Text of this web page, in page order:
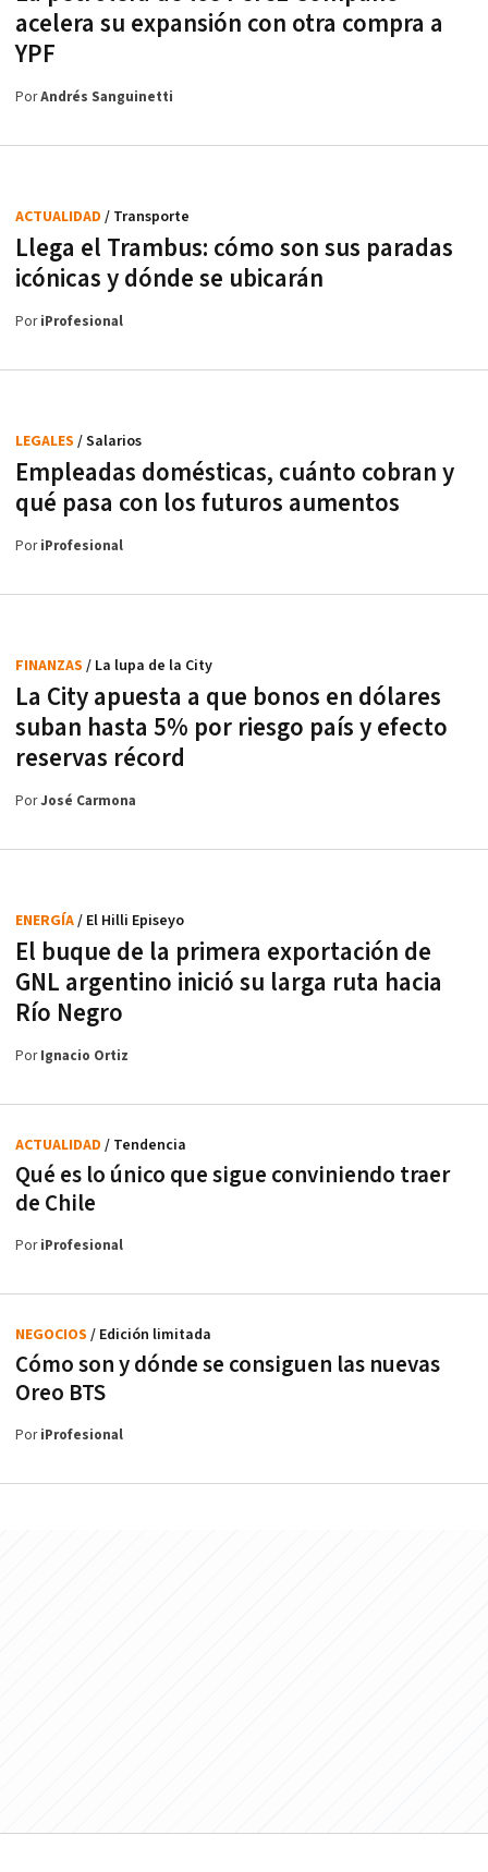
acelera su expansión con otra compra a
YPF
PorAndrés Sanguinetti
Llega el Trambus: cómo son sus paradas
icónicas y dónde se ubicarán
ACTUALIDAD / Transporte
PoriProfesional
Empleadas domésticas, cuánto cobran y
qué pasa con los futuros aumentos
LEGALES / Salarios
PoriProfesional
La City apuesta a que bonos en dólares
suban hasta 5% por riesgo país y efecto
reservas récord
FINANZAS / La lupa de la City
PorJosé Carmona
El buque de la primera exportación de
GNL argentino inició su larga ruta hacia
Río Negro
ENERGÍA/ El Hilli Episeyo
PorIgnacio Ortiz
Qué es lo único que sigue conviniendo traer
de Chile
ACTUALIDAD / Tendencia
PoriProfesional
Cómo son y dónde se consiguen las nuevas
Oreo BTS
NEGOCIOS / Edición limitada
PoriProfesional